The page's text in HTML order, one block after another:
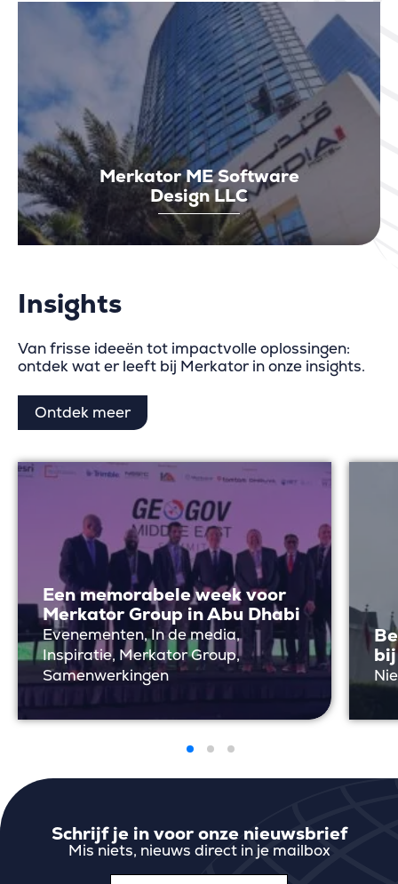
Merkator ME Software
Design LLC
Insights
Van frisse ideeën tot impactvolle oplossingen:
ontdek wat er leeft bij Merkator in onze insights.
Ontdek meer
Een memorabele week voor
Merkator Group in Abu Dhabi
Evenementen, In de media,
Inspiratie, Merkator Group,
Samenwerkingen
Schrijf je in voor onze nieuwsbrief
Mis niets, nieuws direct in je mailbox